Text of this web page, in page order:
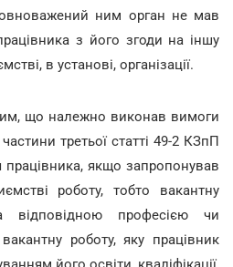
ним орган не мав
з його згоди на іншу
в установі, організації.
що належно виконав вимоги
третьої статті 49-2 КЗпП
якщо запропонував
роботу, тобто вакантну
професією чи
роботу, яку працівник